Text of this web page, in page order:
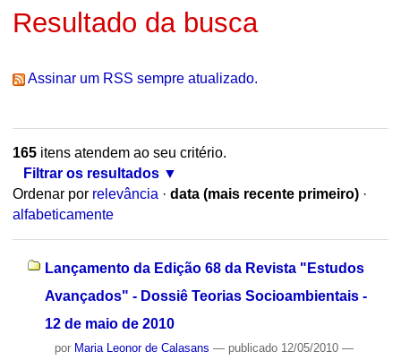
Resultado da busca
Assinar um RSS sempre atualizado.
165itens atendem ao seu critério.
Filtrar os resultados
Ordenar por relevância · data (mais recente primeiro) ·
alfabeticamente
Lançamento da Edição 68 da Revista "Estudos
Avançados" - Dossiê Teorias Socioambientais -
12 de maio de 2010
por Maria Leonor de Calasans — publicado12/05/2010 —